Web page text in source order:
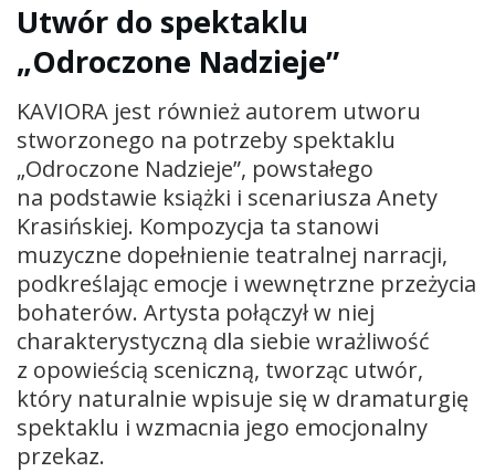
Utwór do spektaklu
„Odroczone Nadzieje”
KAVIORA jest również autorem utworu
stworzonego na potrzeby spektaklu
„Odroczone Nadzieje”, powstałego
na podstawie książki i scenariusza Anety
Krasińskiej. Kompozycja ta stanowi
muzyczne dopełnienie teatralnej narracji,
podkreślając emocje i wewnętrzne przeżycia
bohaterów. Artysta połączył w niej
charakterystyczną dla siebie wrażliwość
z opowieścią sceniczną, tworząc utwór,
który naturalnie wpisuje się w dramaturgię
spektaklu i wzmacnia jego emocjonalny
przekaz.